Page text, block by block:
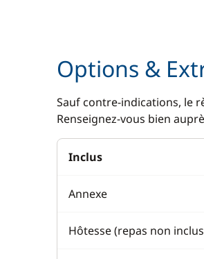
Options &
Sauf contre-indications, le
Renseignez-vous bien
Inclus
Annexe
Hôtesse (repas non